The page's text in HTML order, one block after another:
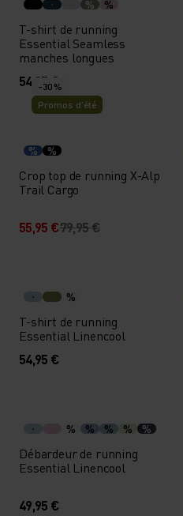
% %
T-shirt de running
Essential Seamless
manches longues
54,95 €
-30 %
Promos d’été
% %
Crop top de running X-Alp
Trail Cargo
55,95 €79,95 €
%
T-shirt de running
Essential Linencool
54,95 €
% % % % %
Débardeur de running
Essential Linencool
49,95 €